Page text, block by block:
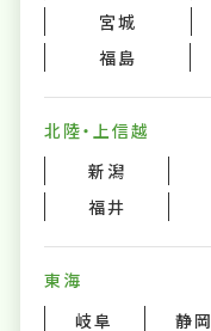
宮城
福島
北陸・上信越
新潟
福井
東海
岐阜
静岡